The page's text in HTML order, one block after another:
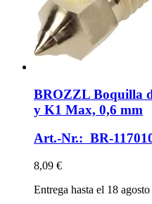
BROZZL Boquilla
y K1 Max, 0,6 mm
Art.-Nr.: BR-
8,09 €
Entrega hasta el 18 agosto